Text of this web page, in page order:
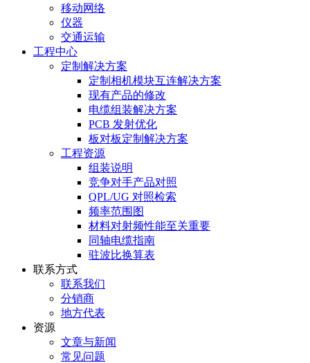
移动网络
仪器
交通运输
工程中心
定制解决方案
定制相机模块互连解决方案
现有产品的修改
电缆组装解决方案
PCB 发射优化
板对板定制解决方案
工程资源
组装说明
竞争对手产品对照
QPL/UG 对照检索
频率范围图
材料对射频性能至关重要
同轴电缆指南
驻波比换算表
联系方式
联系我们
分销商
地方代表
资源
文章与新闻
常见问题